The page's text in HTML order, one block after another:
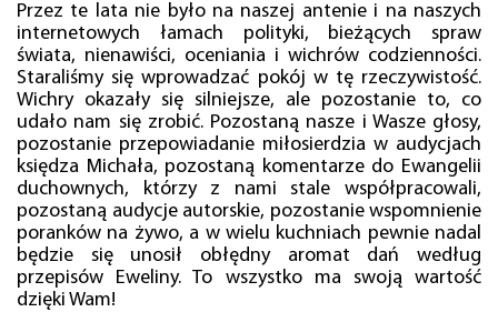
Przez te lata nie było na naszej antenie i na naszych
internetowych łamach polityki, bieżących spraw
świata, nienawiści, oceniania i wichrów codzienności.
Staraliśmy się wprowadzać pokój w tę rzeczywistość.
Wichry okazały się silniejsze, ale pozostanie to, co
udało nam się zrobić. Pozostaną nasze i Wasze głosy,
pozostanie przepowiadanie miłosierdzia w audycjach
księdza Michała, pozostaną komentarze do Ewangelii
duchownych, którzy z nami stale współpracowali,
pozostaną audycje autorskie, pozostanie wspomnienie
poranków na żywo, a w wielu kuchniach pewnie nadal
będzie się unosił obłędny aromat dań według
przepisów Eweliny. To wszystko ma swoją wartość
dzięki Wam!